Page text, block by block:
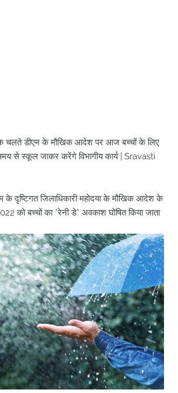
के चलते डीएम के मौखिक आदेश पर आज बच्चों के लिए
से स्कूल जाकर करेंगे विभागीय कार्य | Sravasti
के दृष्टिगत जिलाधिकारी महोदया के मौखिक आदेश के
को बच्चों का *रेनी डे* अवकाश घोषित किया जाता